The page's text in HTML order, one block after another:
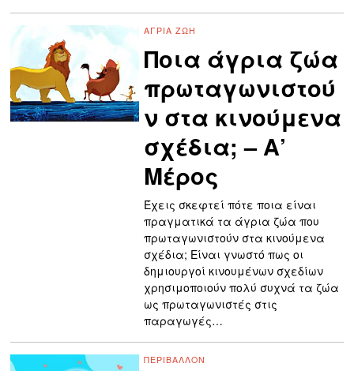
ΆΓΡΙΑ ΖΩΉ
Ποια άγρια ζώα
πρωταγωνιστού
ν στα κινούμενα
σχέδια; – Α’
Μέρος
Έχεις σκεφτεί πότε ποια είναι
πραγματικά τα άγρια ζώα που
πρωταγωνιστούν στα κινούμενα
σχέδια; Είναι γνωστό πως οι
δημιουργοί κινουμένων σχεδίων
χρησιμοποιούν πολύ συχνά τα ζώα
ως πρωταγωνιστές στις
παραγωγές…
ΠΕΡΙΒΆΛΛΟΝ